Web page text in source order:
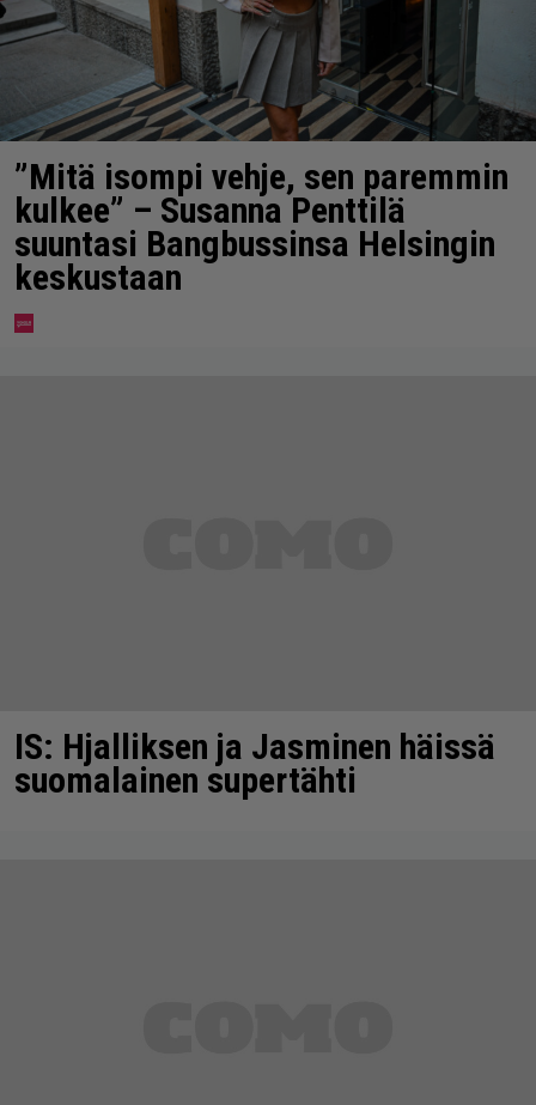
”Mitä isompi vehje, sen paremmin
kulkee” – Susanna Penttilä
suuntasi Bangbussinsa Helsingin
keskustaan
IS: Hjalliksen ja Jasminen häissä
suomalainen supertähti